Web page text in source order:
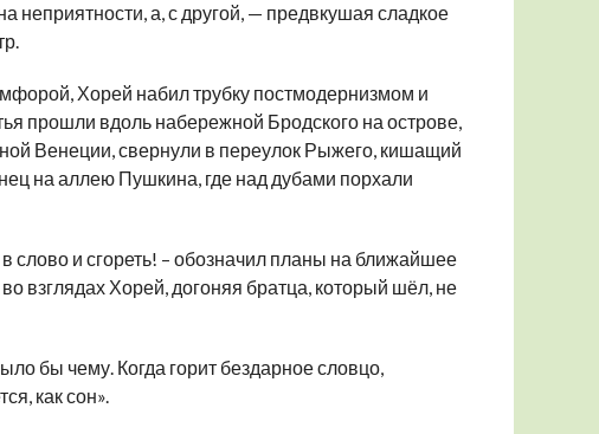
неприятности, а, с другой, — предвкушая сладкое
Хорей набил трубку постмодернизмом и
прошли вдоль набережной Бродского на острове,
Венеции, свернули в переулок Рыжего, кишащий
на аллею Пушкина, где над дубами порхали
слово и сгореть! – обозначил планы на ближайшее
взглядах Хорей, догоняя братца, который шёл, не
бы чему. Когда горит бездарное словцо,
как сон».